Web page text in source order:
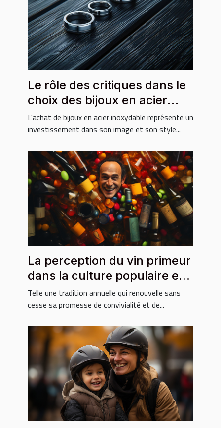
Le rôle des critiques dans le
choix des bijoux en acier
inoxydable
L'achat de bijoux en acier inoxydable représente un
investissement dans son image et son style...
La perception du vin primeur
dans la culture populaire et
médiatique
Telle une tradition annuelle qui renouvelle sans
cesse sa promesse de convivialité et de...